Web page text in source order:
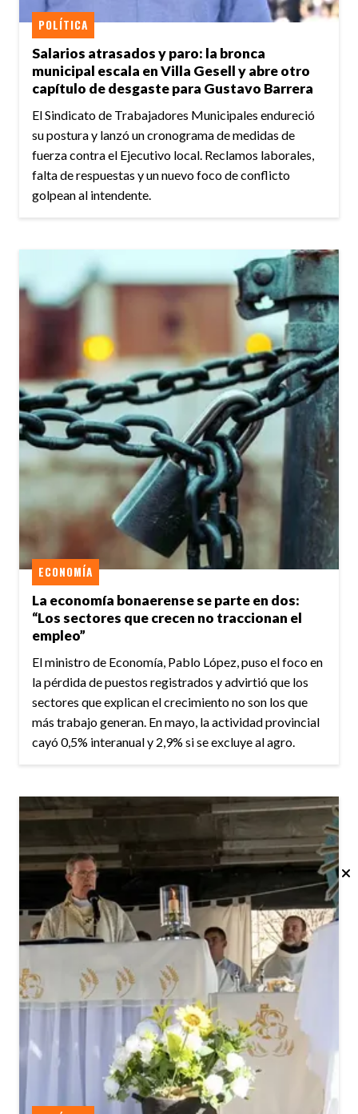
Salarios atrasados y paro: la bronca
municipal escala en Villa Gesell y abre otro
capítulo de desgaste para Gustavo Barrera
POLÍTICA
El Sindicato de Trabajadores Municipales endureció
su postura y lanzó un cronograma de medidas de
fuerza contra el Ejecutivo local. Reclamos laborales,
falta de respuestas y un nuevo foco de conflicto
golpean al intendente.
La economía bonaerense se parte en dos:
“Los sectores que crecen no traccionan el
empleo”
ECONOMÍA
El ministro de Economía, Pablo López, puso el foco en
la pérdida de puestos registrados y advirtió que los
sectores que explican el crecimiento no son los que
más trabajo generan. En mayo, la actividad provincial
cayó 0,5% interanual y 2,9% si se excluye al agro.